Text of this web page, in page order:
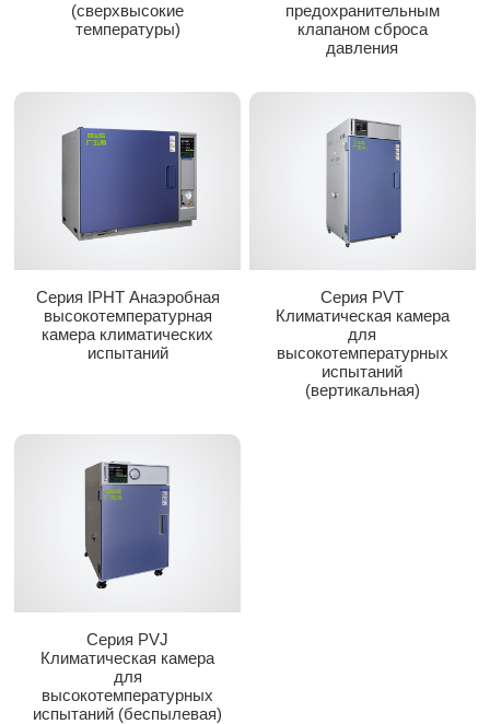
(сверхвысокие
температуры)
предохранительным
клапаном сброса
давления
Серия IPHT Анаэробная
высокотемпературная
камера климатических
испытаний
Серия PVT
Климатическая камера
для
высокотемпературных
испытаний
(вертикальная)
Серия PVJ
Климатическая камера
для
высокотемпературных
испытаний (беспылевая)